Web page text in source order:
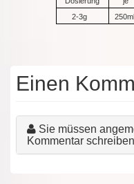
2-3g
250ml
Einen
Sie müssen
Kommentar